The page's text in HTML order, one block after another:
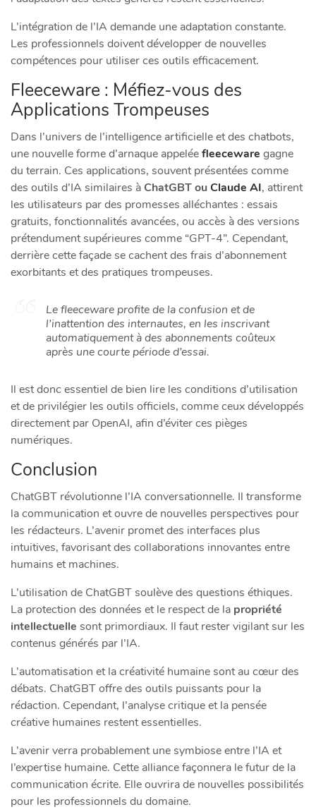
L’intégration de l’IA demande une adaptation constante.
Les professionnels doivent développer de nouvelles
compétences pour utiliser ces outils efficacement.
Fleeceware : Méfiez-vous des
Applications Trompeuses
Dans l’univers de l’intelligence artificielle et des chatbots,
une nouvelle forme d’arnaque appeléefleeceware gagne
du terrain. Ces applications, souvent présentées comme
des outils d’IA similaires à ChatGBT ouClaude AI, attirent
les utilisateurs par des promesses alléchantes : essais
gratuits, fonctionnalités avancées, ou accès à des versions
prétendument supérieures comme “GPT-4”. Cependant,
derrière cette façade se cachent des frais d’abonnement
exorbitants et des pratiques trompeuses.
Le fleeceware profite de la confusion et de
l’inattention des internautes, en les inscrivant
automatiquement à des abonnements coûteux
après une courte période d’essai.
Il est donc essentiel de bien lire les conditions d’utilisation
et de privilégier les outils officiels, comme ceux développés
directement par OpenAI, afin d’éviter ces pièges
numériques.
Conclusion
ChatGBT révolutionne l’IA conversationnelle. Il transforme
la communication et ouvre de nouvelles perspectives pour
les rédacteurs. L’avenir promet des interfaces plus
intuitives, favorisant des collaborations innovantes entre
humains et machines.
L’utilisation de ChatGBT soulève des questions éthiques.
La protection des données et le respect de la propriété
intellectuelle sont primordiaux. Il faut rester vigilant sur les
contenus générés par l’IA.
L’automatisation et la créativité humaine sont au cœur des
débats. ChatGBT offre des outils puissants pour la
rédaction. Cependant, l’analyse critique et la pensée
créative humaines restent essentielles.
L’avenir verra probablement une symbiose entre l’IA et
l’expertise humaine. Cette alliance façonnera le futur de la
communication écrite. Elle ouvrira de nouvelles possibilités
pour les professionnels du domaine.